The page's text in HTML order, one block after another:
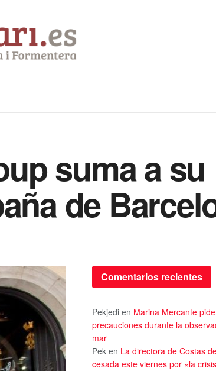
suma a su
de
Comentarios recientes
Pekjedi en Marina Mercante
precauciones durante la
mar
Pek en La directora de Costas
cesada este viernes por «la